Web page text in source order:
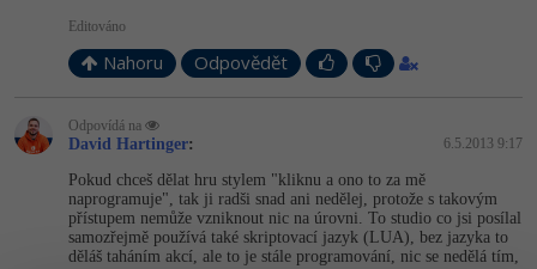
Editováno
Nahoru Odpovědět
Odpovídá na
David Hartinger: 6.5.2013 9:17
Pokud chceš dělat hru stylem "kliknu a ono to za mě
naprogramuje", tak ji radši snad ani nedělej, protože s takovým
přístupem nemůže vzniknout nic na úrovni. To studio co jsi posílal
samozřejmě používá také skriptovací jazyk (LUA), bez jazyka to
děláš taháním akcí, ale to je stále programování, nic se nedělá tím,